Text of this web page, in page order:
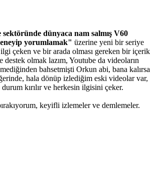
dünyaca nam salmış V60
yorumlamak" üzerine yeni bir seriye
çeken ve bir arada olması gereken bir içerik
destek olmak lazım, Youtube da videoların
bahsetmişti Orkun abi, bana kalırsa
hala dönüp izlediğim eski videolar var,
kırılır ve herkesin ilgisini çeker.
keyifli izlemeler ve demlemeler.